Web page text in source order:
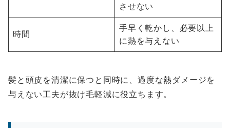
させない
時間
手早く乾かし、必要以上
に熱を与えない
髪と頭皮を清潔に保つと同時に、過度な熱ダメージを
与えない工夫が抜け毛軽減に役立ちます。